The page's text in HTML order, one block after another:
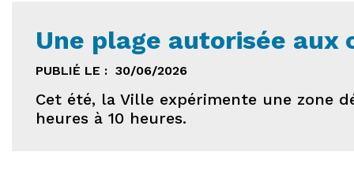
Une plage autorisée aux
PUBLIÉ LE : 30/06/2026
Cet été, la Ville expérimente une zone
heures à 10 heures.